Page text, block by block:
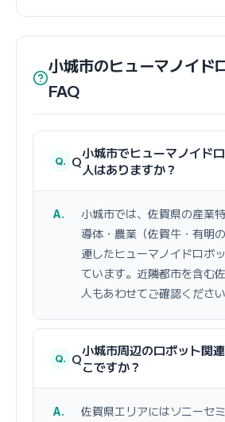
小城市のヒューマノイド
FAQ
Q小城市でヒューマノイド
人はありますか？
小城市では、佐賀県の産業
導体・農業（佐賀牛・有明
連したヒューマノイドロボ
ています。近隣都市を含む
人もあわせてご確認ください
Q小城市周辺のロボット関
こですか？
佐賀県エリアにはソニーセ